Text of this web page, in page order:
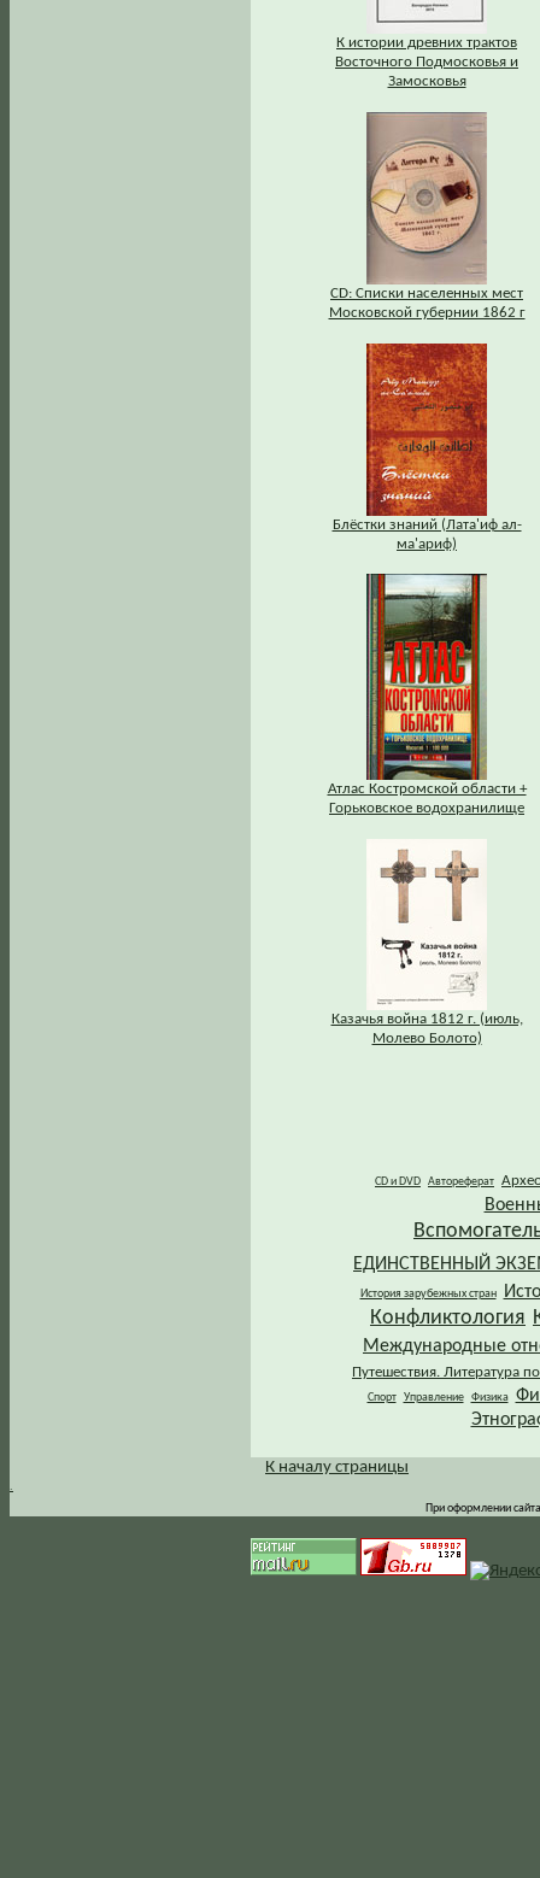
К истории древних трактов
Восточного Подмосковья и
Замосковья
СD: Списки населенных мест
Московской губернии 1862 г
Блёстки знаний (Лата'иф ал-
ма'ариф)
Атлас Костромской области +
Горьковское водохранилище
Казачья война 1812 г. (июль,
Молево Болото)
CD и DVD Автореферат
ЕДИНСТВЕННЫЙ
История зарубежных стран
Конфликтология
Международные
Путешествия. Литература
Спорт Управление Физика
.
К началу страницы
При оформлении